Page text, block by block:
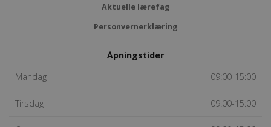
Aktuelle lærefag
Personvernerklæring
Åpningstider
09:00-15:00
Mandag
09:00-15:00
Tirsdag